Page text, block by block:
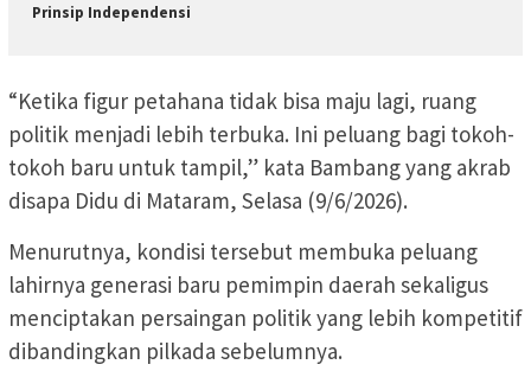
Prinsip Independensi
“Ketika figur petahana tidak bisa maju lagi, ruang
politik menjadi lebih terbuka. Ini peluang bagi tokoh-
tokoh baru untuk tampil,” kata Bambang yang akrab
disapa Didu di Mataram, Selasa (9/6/2026).
Menurutnya, kondisi tersebut membuka peluang
lahirnya generasi baru pemimpin daerah sekaligus
menciptakan persaingan politik yang lebih kompetitif
dibandingkan pilkada sebelumnya.